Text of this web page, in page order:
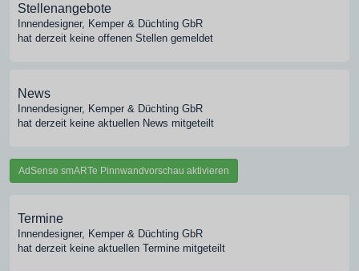
Stellenangebote
Innendesigner, Kemper & Düchting GbR
hat derzeit keine offenen Stellen gemeldet
News
Innendesigner, Kemper & Düchting GbR
hat derzeit keine aktuellen News mitgeteilt
AdSense smARTe Pinnwandvorschau aktivieren
Termine
Innendesigner, Kemper & Düchting GbR
hat derzeit keine aktuellen Termine mitgeteilt